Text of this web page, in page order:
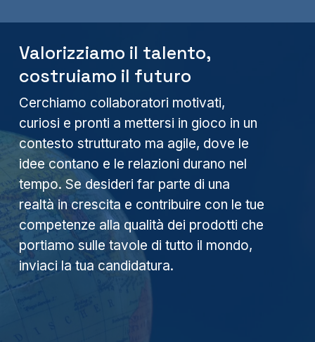
Valorizziamo il talento,
costruiamo il futuro
Cerchiamo collaboratori motivati,
curiosi e pronti a mettersi in gioco in un
contesto strutturato ma agile, dove le
idee contano e le relazioni durano nel
tempo. Se desideri far parte di una
realtà in crescita e contribuire con le tue
competenze alla qualità dei prodotti che
portiamo sulle tavole di tutto il mondo,
inviaci la tua candidatura.